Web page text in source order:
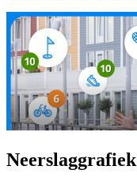
Neerslaggrafiek